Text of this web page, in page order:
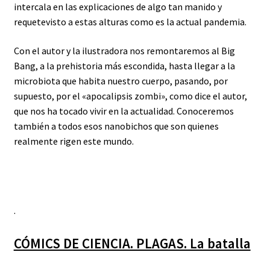
intercala en las explicaciones de algo tan manido y
requetevisto a estas alturas como es la actual pandemia.
Con el autor y la ilustradora nos remontaremos al Big
Bang, a la prehistoria más escondida, hasta llegar a la
microbiota que habita nuestro cuerpo, pasando, por
supuesto, por el «apocalipsis zombi», como dice el autor,
que nos ha tocado vivir en la actualidad. Conoceremos
también a todos esos nanobichos que son quienes
realmente rigen este mundo.
.
CÓMICS DE CIENCIA. PLAGAS. La batalla